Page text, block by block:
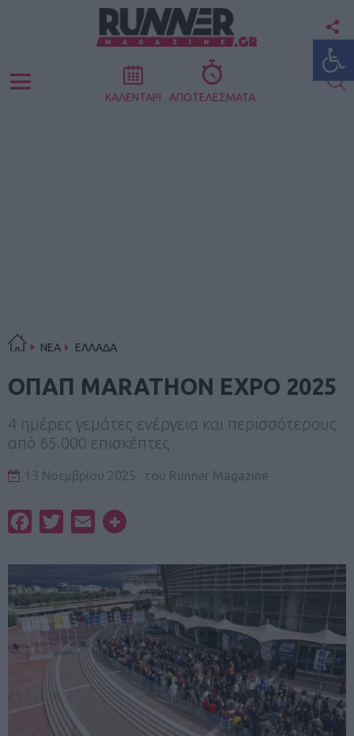
Menu ΚΑΛΕΝΤΑΡΙ ΑΠΟΤΕΛΕΣΜΑΤΑ
ΝΕΑ ΕΛΛΑΔΑ
ΟΠΑΠ MARATHON EXPO 2025
4 ημέρες γεμάτες ενέργεια και περισσότερους
από 65.000 επισκέπτες
13 Νοεμβρίου 2025 του Runner Magazine
FacebookTwitterEmail